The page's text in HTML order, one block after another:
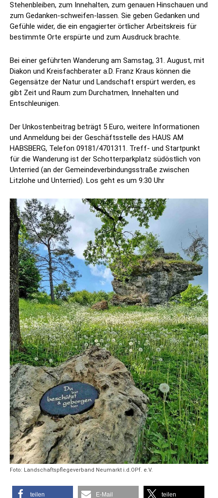
Stehenbleiben, zum Innehalten, zum genauen Hinschauen und
zum Gedanken-schweifen-lassen. Sie geben Gedanken und
Gefühle wider, die ein engagierter örtlicher Arbeitskreis für
bestimmte Orte erspürte und zum Ausdruck brachte.
Bei einer geführten Wanderung am Samstag, 31. August, mit
Diakon und Kreisfachberater a.D. Franz Kraus können die
Gegensätze der Natur und Landschaft erspürt werden, es
gibt Zeit und Raum zum Durchatmen, Innehalten und
Entschleunigen.
Der Unkostenbeitrag beträgt 5 Euro, weitere Informationen
und Anmeldung bei der Geschäftsstelle des HAUS AM
HABSBERG, Telefon 09181/4701311. Treff- und Startpunkt
für die Wanderung ist der Schotterparkplatz südöstlich von
Unterried (an der Gemeindeverbindungsstraße zwischen
Litzlohe und Unterried). Los geht es um 9:30 Uhr
Foto: Landschaftspflegeverband Neumarkt i.d.OPf. e.V.
teilen E-Mail teilen